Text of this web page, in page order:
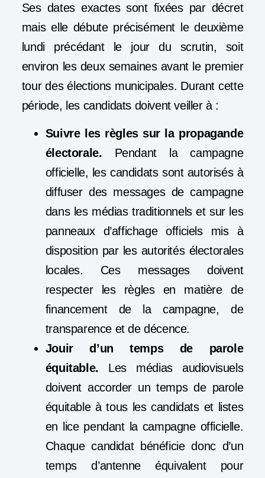
Ses dates exactes sont fixées par décret
mais elle débute précisément le deuxième
lundi précédant le jour du scrutin, soit
environ les deux semaines avant le premier
tour des élections municipales. Durant cette
période, les candidats doivent veiller à :
Suivre les règles sur la propagande
électorale. Pendant la campagne
officielle, les candidats sont autorisés à
diffuser des messages de campagne
dans les médias traditionnels et sur les
panneaux d’affichage officiels mis à
disposition par les autorités électorales
locales. Ces messages doivent
respecter les règles en matière de
financement de la campagne, de
transparence et de décence.
Jouir d’un temps de parole
équitable. Les médias audiovisuels
doivent accorder un temps de parole
équitable à tous les candidats et listes
en lice pendant la campagne officielle.
Chaque candidat bénéficie donc d’un
temps d’antenne équivalent pour